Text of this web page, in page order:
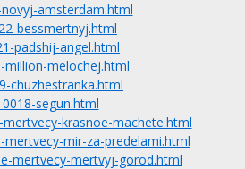
amsterdam.html
bessmertnyj.html
padshij-angel.html
million-melochej.html
chuzhestranka.html
segun.html
krasnoe-machete.html
mir-za-predelami.html
mertvecy-mertvyj-gorod.html